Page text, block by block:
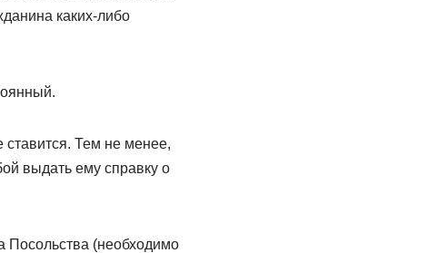
каких-либо
ставится. Тем не менее,
выдать ему справку о
Посольства (необходимо